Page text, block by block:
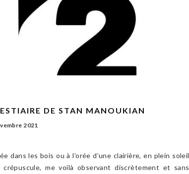
DE STAN MANOUKIAN
2021
dans les bois ou à l’orée d’une clairière, en plein soleil
crépuscule, me voilà observant discrètement et sans